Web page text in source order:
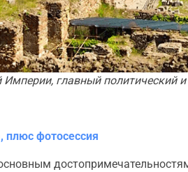
главный политический
плюс фотосессия